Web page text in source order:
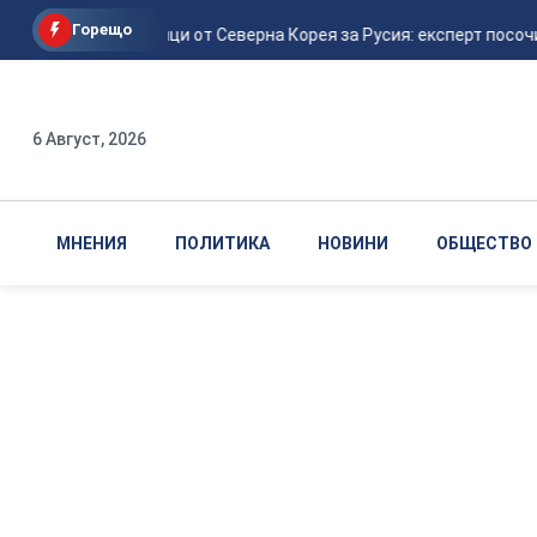
Горещо
Нови войници от Северна Корея за Русия: експерт посочи
6 Август, 2026
МНЕНИЯ ПОЛИТИКА НОВИНИ ОБЩЕСТВО